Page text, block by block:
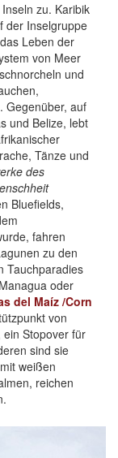
zu. Karibik
der Inselgruppe
Leben der
von Meer
und
Gegenüber, auf
und Belize, lebt
Tänze und
des
Bluefields,
fahren
zu den
Tauchparadies
oder
del Maíz /Corn
von
ein Stopover für
sind sie
weißen
reichen